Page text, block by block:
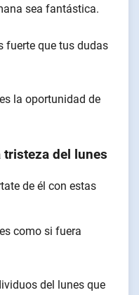
sea fantástica.
fuerte que tus dudas
la oportunidad de
tristeza del lunes
de él con estas
como si fuera
del lunes que